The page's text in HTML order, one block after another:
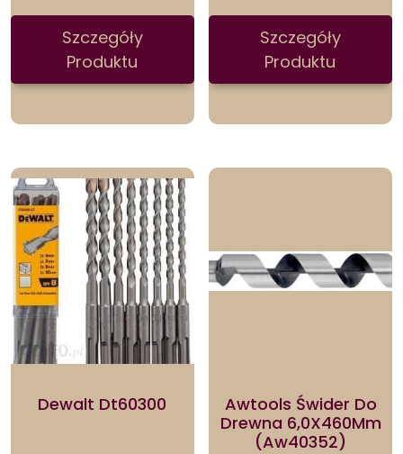
Szczegóły
Produktu
Szczegóły
Produktu
Dewalt Dt60300
Awtools Świder Do
Drewna 6,0X460Mm
(Aw40352)